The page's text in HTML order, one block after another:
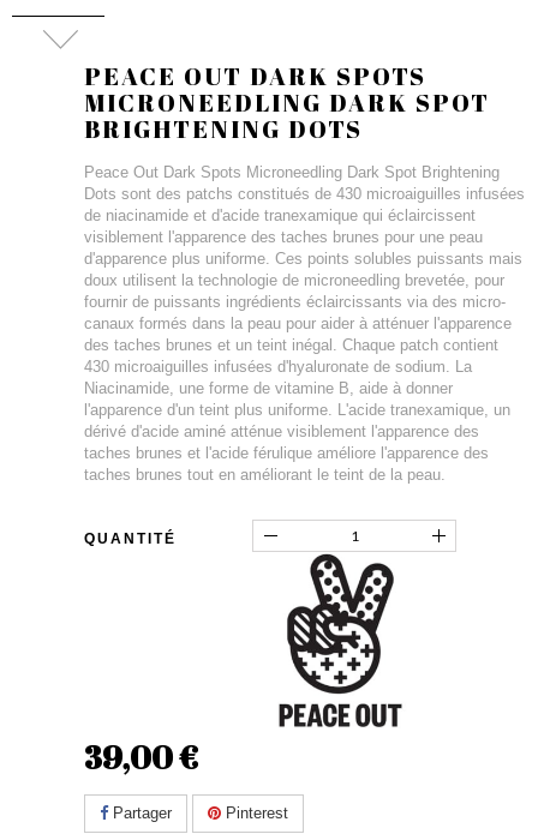
PEACE OUT DARK SPOTS
MICRONEEDLING DARK SPOT
BRIGHTENING DOTS
Peace Out Dark Spots Microneedling Dark Spot Brightening
Dots sont des patchs constitués de 430 microaiguilles infusées
de niacinamide et d'acide tranexamique qui éclaircissent
visiblement l'apparence des taches brunes pour une peau
d'apparence plus uniforme. Ces points solubles puissants mais
doux utilisent la technologie de microneedling brevetée, pour
fournir de puissants ingrédients éclaircissants via des micro-
canaux formés dans la peau pour aider à atténuer l'apparence
des taches brunes et un teint inégal. Chaque patch contient
430 microaiguilles infusées d'hyaluronate de sodium. La
Niacinamide, une forme de vitamine B, aide à donner
l'apparence d'un teint plus uniforme. L'acide tranexamique, un
dérivé d'acide aminé atténue visiblement l'apparence des
taches brunes et l'acide férulique améliore l'apparence des
taches brunes tout en améliorant le teint de la peau.
QUANTITÉ
39,00 €
Partager Pinterest